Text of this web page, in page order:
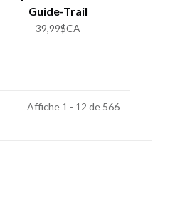
Guide-Trail
39,99$CA
Affiche 1 - 12 de 566